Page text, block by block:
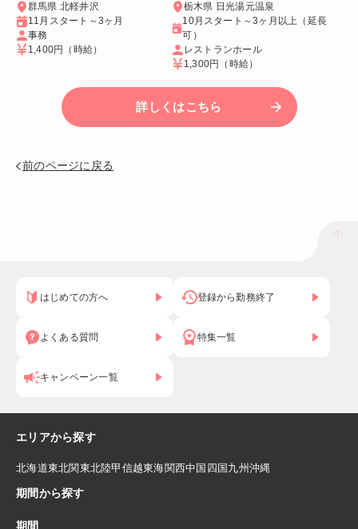
群馬県 北軽井沢
11月スタート～3ヶ月
事務
1,400円
（時給）
栃木県 日光湯元温泉
10月スタート～3ヶ月以上（延長
可）
レストランホール
1,300円
（時給）
詳しくはこちら
前のページに戻る
はじめての方へ 登録から勤務終了
よくある質問 特集一覧
キャンペーン一覧
エリアから探す
北海道東北関東北陸甲信越東海関西中国 四国 九州 沖縄
期間から探す
期間